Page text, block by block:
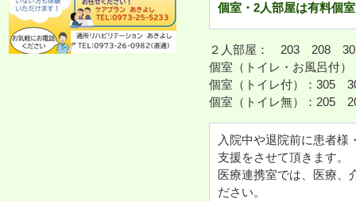
個室・2人部屋は有料個
２人部屋： 203 208
個室（トイレ・お風呂付
個室（トイレ付）：305
個室（トイレ無）：
入院中や退院前に患者様
支援をさせて頂きます。
医療連携室では、医療、
ださい。